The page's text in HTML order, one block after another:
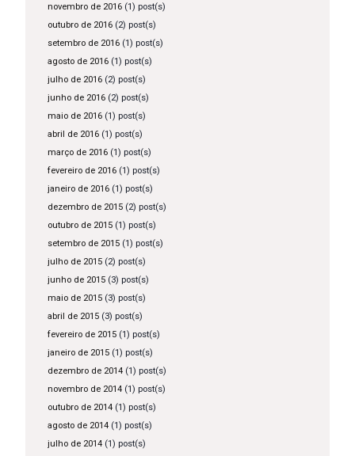
novembro de 2016(1) post(s)
outubro de 2016(2) post(s)
setembro de 2016(1) post(s)
agosto de 2016(1) post(s)
julho de 2016(2) post(s)
junho de 2016(2) post(s)
maio de 2016(1) post(s)
abril de 2016(1) post(s)
março de 2016(1) post(s)
fevereiro de 2016(1) post(s)
janeiro de 2016(1) post(s)
dezembro de 2015(2) post(s)
outubro de 2015(1) post(s)
setembro de 2015(1) post(s)
julho de 2015(2) post(s)
junho de 2015(3) post(s)
maio de 2015(3) post(s)
abril de 2015(3) post(s)
fevereiro de 2015(1) post(s)
janeiro de 2015(1) post(s)
dezembro de 2014(1) post(s)
novembro de 2014(1) post(s)
outubro de 2014(1) post(s)
agosto de 2014(1) post(s)
julho de 2014(1) post(s)